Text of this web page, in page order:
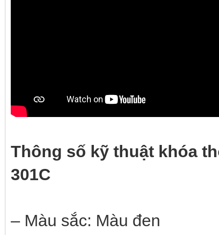
Thông số kỹ thuật khóa
301C
– Màu sắc: Màu đen